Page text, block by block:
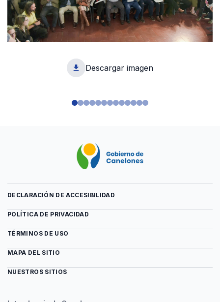
Descargar imagen
1
DECLARACIÓN DE ACCESIBILIDAD
POLÍTICA DE PRIVACIDAD
TÉRMINOS DE USO
MAPA DEL SITIO
NUESTROS SITIOS